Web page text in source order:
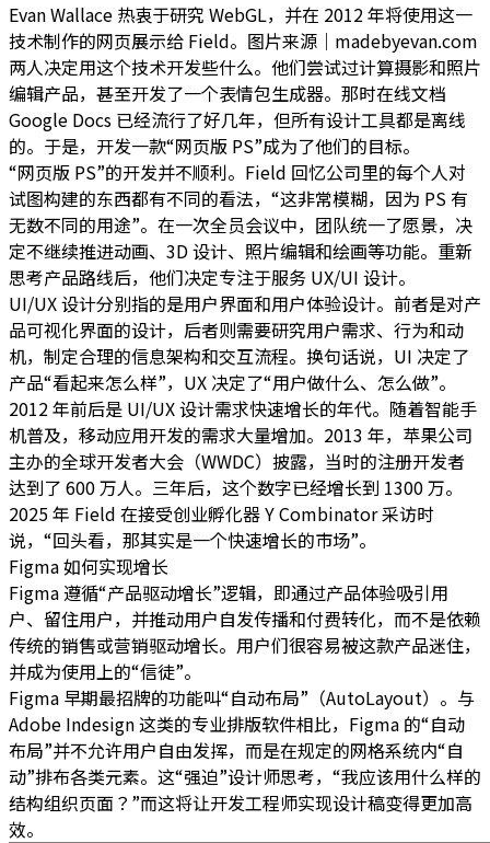
Evan Wallace 热衷于研究 WebGL，并在 2012 年将使用这一
技术制作的网页展示给 Field。图片来源｜madebyevan.com
两人决定用这个技术开发些什么。他们尝试过计算摄影和照片
编辑产品，甚至开发了一个表情包生成器。那时在线文档
Google Docs 已经流行了好几年，但所有设计工具都是离线
的。于是，开发一款“网页版 PS”成为了他们的目标。
“网页版 PS”的开发并不顺利。Field 回忆公司里的每个人对
试图构建的东西都有不同的看法，“这非常模糊，因为 PS 有
无数不同的用途”。在一次全员会议中，团队统一了愿景，决
定不继续推进动画、3D 设计、照片编辑和绘画等功能。重新
思考产品路线后，他们决定专注于服务 UX/UI 设计。
UI/UX 设计分别指的是用户界面和用户体验设计。前者是对产
品可视化界面的设计，后者则需要研究用户需求、行为和动
机，制定合理的信息架构和交互流程。换句话说，UI 决定了
产品“看起来怎么样”，UX 决定了“用户做什么、怎么做”。
2012 年前后是 UI/UX 设计需求快速增长的年代。随着智能手
机普及，移动应用开发的需求大量增加。2013 年，苹果公司
主办的全球开发者大会（WWDC）披露，当时的注册开发者
达到了 600 万人。三年后，这个数字已经增长到 1300 万。
2025 年 Field 在接受创业孵化器 Y Combinator 采访时
说，“回头看，那其实是一个快速增长的市场”。
Figma 如何实现增长
Figma 遵循“产品驱动增长”逻辑，即通过产品体验吸引用
户、留住用户，并推动用户自发传播和付费转化，而不是依赖
传统的销售或营销驱动增长。用户们很容易被这款产品迷住，
并成为使用上的“信徒”。
Figma 早期最招牌的功能叫“自动布局”（AutoLayout）。与
Adobe Indesign 这类的专业排版软件相比，Figma 的“自动
布局”并不允许用户自由发挥，而是在规定的网格系统内“自
动”排布各类元素。这“强迫”设计师思考，“我应该用什么样的
结构组织页面？”而这将让开发工程师实现设计稿变得更加高
效。